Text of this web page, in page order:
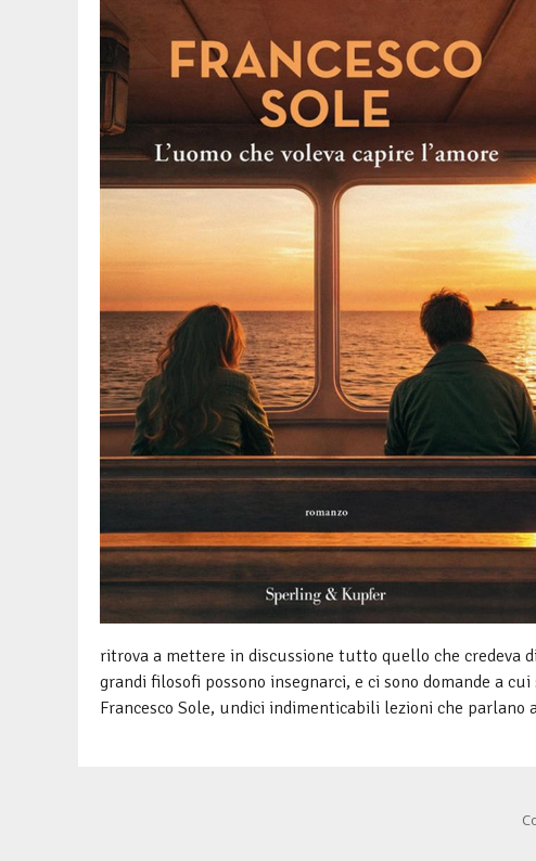
ritrova a mettere in discussione tutto quello che credeva
grandi filosofi possono insegnarci, e ci sono domande a
Francesco Sole, undici indimenticabili lezioni che